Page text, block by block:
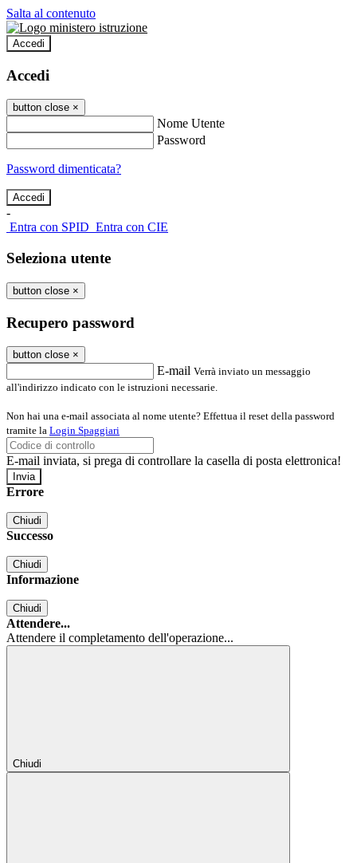
Salta al contenuto
Accedi
Accedi
button close ×
Nome Utente
Password
Password dimenticata?
-
Entra con SPID Entra con CIE
Seleziona utente
button close ×
Recupero password
button close ×
E-mail Verrà inviato un messaggio
all'indirizzo indicato con le istruzioni necessarie.
Non hai una e-mail associata al nome utente? Effettua il reset della password
tramite la Login Spaggiari
E-mail inviata, si prega di controllare la casella di posta elettronica!
Errore
Chiudi
Successo
Chiudi
Informazione
Chiudi
Attendere...
Attendere il completamento dell'operazione...
Chiudi